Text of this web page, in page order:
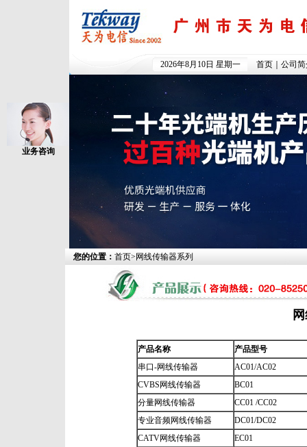
业务咨询
2026年8月10日 星期一 首页 公司
您的位置： 首页> 网线传输器系列
产品名称
产品型号
串口-网线传输器
AC01/AC02
CVBS网线传输器
BC01
分量网线传输器
CC01 /CC02
专业音频网线传输器
DC01/DC02
CATV网线传输器
EC01